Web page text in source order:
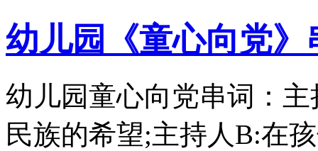
幼儿园《童心向党》
幼儿园童心向党串词：
民族的希望;主持人B:在